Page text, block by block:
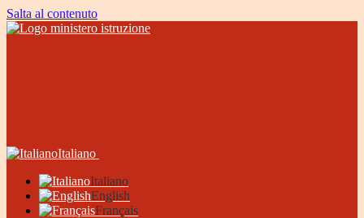
Salta al contenuto
Italiano
Italiano
English
Français